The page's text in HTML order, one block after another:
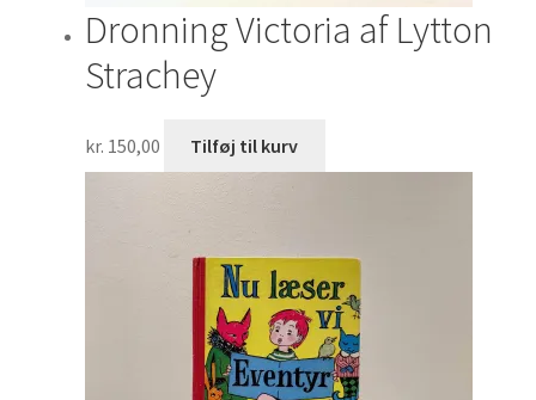
Dronning Victoria af Lytton
Strachey
kr. 150,00 Tilføj til kurv